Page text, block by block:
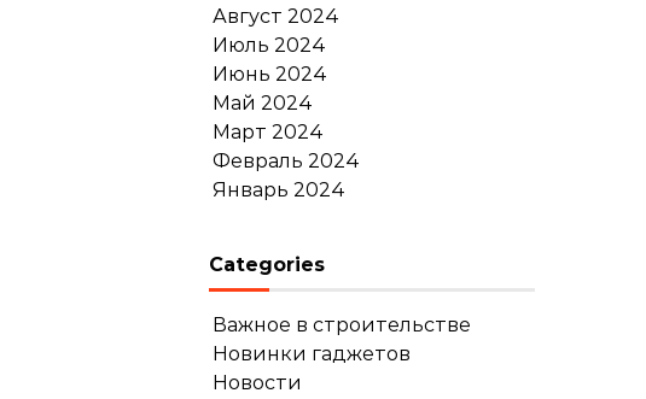
Август 2024
Июль 2024
Июнь 2024
Май 2024
Март 2024
Февраль 2024
Январь 2024
Categories
Важное в строительстве
Новинки гаджетов
Новости